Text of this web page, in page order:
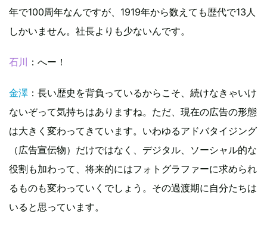
年で100周年なんですが、1919年から数えても歴代で13人
しかいません。社長よりも少ないんです。
石川 ：へー！
金澤 ：長い歴史を背負っているからこそ、続けなきゃいけ
ないぞって気持ちはありますね。ただ、現在の広告の形態
は大きく変わってきています。いわゆるアドバタイジング
（広告宣伝物）だけではなく、デジタル、ソーシャル的な
役割も加わって、将来的にはフォトグラファーに求められ
るものも変わっていくでしょう。その過渡期に自分たちは
いると思っています。